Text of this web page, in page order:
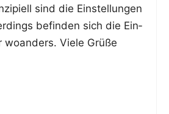
sind die Ein­stel­lun­gen
befin­den sich die Ein­
woan­ders. Vie­le Grüße